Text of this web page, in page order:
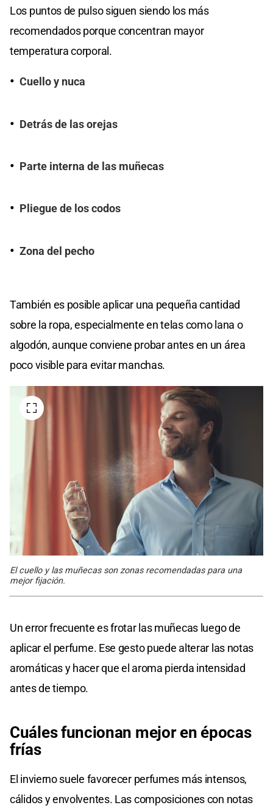
Los puntos de pulso siguen siendo los más
recomendados porque concentran mayor
temperatura corporal.
Cuello y nuca
Detrás de las orejas
Parte interna de las muñecas
Pliegue de los codos
Zona del pecho
También es posible aplicar una pequeña cantidad
sobre la ropa, especialmente en telas como lana o
algodón, aunque conviene probar antes en un área
poco visible para evitar manchas.
El cuello y las muñecas son zonas recomendadas para una
mejor fijación.
Un error frecuente es frotar las muñecas luego de
aplicar el perfume. Ese gesto puede alterar las notas
aromáticas y hacer que el aroma pierda intensidad
antes de tiempo.
Cuáles funcionan mejor en épocas
frías
El invierno suele favorecer perfumes más intensos,
cálidos y envolventes. Las composiciones con notas